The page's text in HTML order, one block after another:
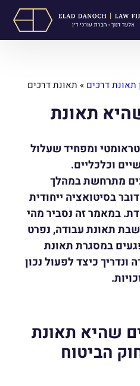
תאונת דרכים » תאונת דרכים
תאונת
ומפחיד שעלול
וכלכליים.
מתרחשת במהלך
בסיטואציה ייחודית
במאמר זה נסביר מהי
תאונת עבודה, נפרט
במסגרת תאונת
כיצד לפעול נכון
שהיא תאונת
הביטוח